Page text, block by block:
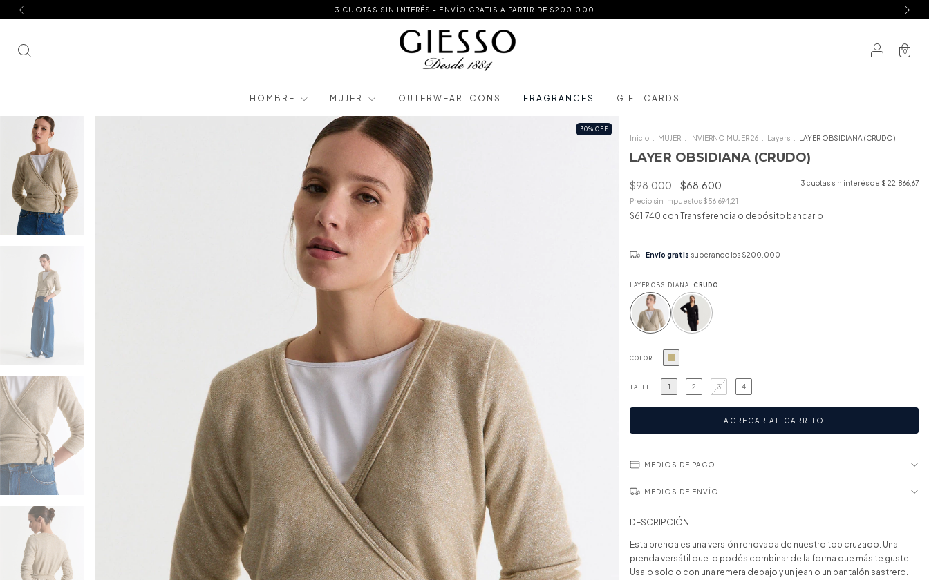
3 CUOTAS SIN INTERÉS - ENVÍO GRATIS A PARTIR DE $200.000
0
HOMBRE MUJER OUTERWEAR ICONS FRAGRANCES GIFT CARDS
30% OFF
Inicio MUJER INVIERNO MUJER 26 Layers LAYER OBSIDIANA (CRUDO)
LAYER OBSIDIANA (CRUDO)
$98.000 $68.600 3 cuotas sin interés de $ 22.866,67
Precio sin impuestos $56.694,21
$61.740 con Transferencia o depósito bancario
Envío gratis superando los $200.000
LAYER OBSIDIANA: CRUDO
COLOR
TALLE 1 2 3 4
MEDIOS DE PAGO
MEDIOS DE ENVÍO
DESCRIPCIÓN
Esta prenda es una versión renovada de nuestro top cruzado. Una
prenda versátil que lo podés combinar de la forma que más te guste.
Usalo solo o con una remera debajo y un jean o un pantalón sastrero.